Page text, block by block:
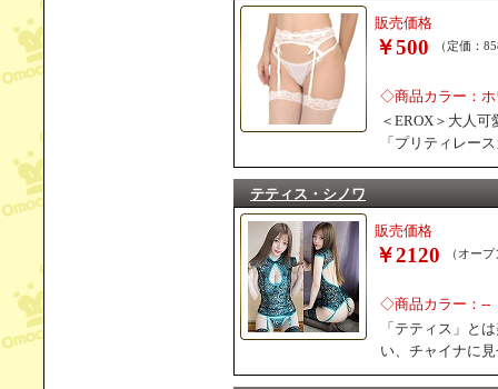
販売価格
￥500 （定価：
◇商品カラー：ホ
＜EROX＞大人
「プリティレー
テティス・シノワ
販売価格
￥2120 （オー
◇商品カラー：--
「テティス」と
い、チャイナに